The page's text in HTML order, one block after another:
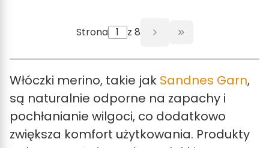
Strona z 8 Przejdź do
Włóczki merino, takie jak Sandnes Garn,
są naturalnie odporne na zapachy i
pochłanianie wilgoci, co dodatkowo
zwiększa komfort użytkowania. Produkty